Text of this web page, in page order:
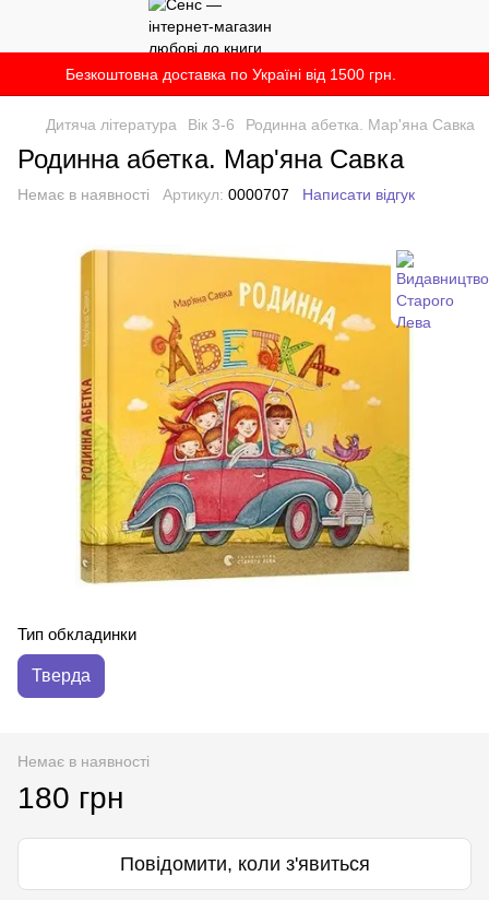
Безкоштовна доставка по Україні від 1500 грн.
Дитяча література Вік 3-6 Родинна абетка. Мар'яна Савка
Родинна абетка. Мар'яна Савка
Немає в наявності Артикул: 0000707 Написати відгук
Тип обкладинки
Тверда
Немає в наявності
180 грн
Повідомити, коли з'явиться